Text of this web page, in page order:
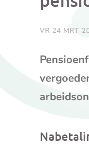
VR 24 MRT